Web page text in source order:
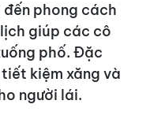
phong cách
giúp các cô
phố. Đặc
kiệm xăng và
người lái.